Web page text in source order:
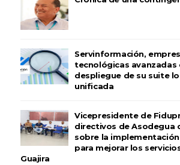
Servinformación,
tecnológicas avanzadas
despliegue de su suite
unificada
Vicepresidente de
directivos de Asodegua
sobre la
para mejorar los
Guajira